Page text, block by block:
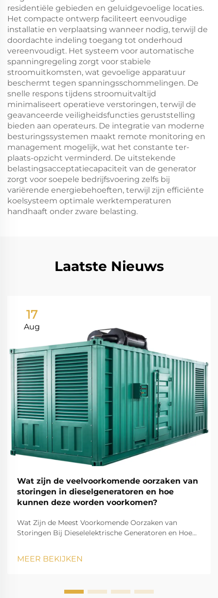
residentiële gebieden en geluidgevoelige locaties.
Het compacte ontwerp faciliteert eenvoudige
installatie en verplaatsing wanneer nodig, terwijl de
doordachte indeling toegang tot onderhoud
vereenvoudigt. Het systeem voor automatische
spanningregeling zorgt voor stabiele
stroomuitkomsten, wat gevoelige apparatuur
beschermt tegen spanningsschommelingen. De
snelle respons tijdens stroomuitvaltijd
minimaliseert operatieve verstoringen, terwijl de
geavanceerde veiligheidsfuncties geruststelling
bieden aan operateurs. De integratie van moderne
besturingssystemen maakt remote monitoring en
management mogelijk, wat het constante ter-
plaats-opzicht verminderd. De uitstekende
belastingsacceptatiecapaciteit van de generator
zorgt voor soepele bedrijfsvoering zelfs bij
variërende energiebehoeften, terwijl zijn efficiënte
koelsysteem optimale werktemperaturen
handhaaft onder zware belasting.
Laatste Nieuws
17
Aug
Wat zijn de veelvoorkomende oorzaken van
storingen in dieselgeneratoren en hoe
kunnen deze worden voorkomen?
Wat Zijn de Meest Voorkomende Oorzaken van
Storingen Bij Dieselelektrische Generatoren en Hoe
betrouwbare bronnen van back-up- en primaire
MEER BEKIJKEN